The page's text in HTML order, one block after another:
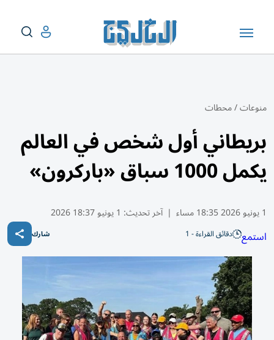
منوعات/محطات
بريطاني أول شخص في العالم
يكمل 1000 سباق «باركرون»
1 يونيو 2026 18:35 مساء | آخر تحديث: 1 يونيو 18:37 2026
استمع دقائق القراءة - 1 شارك